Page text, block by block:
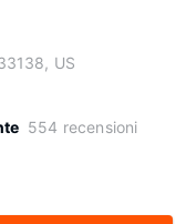
US
554 recensioni